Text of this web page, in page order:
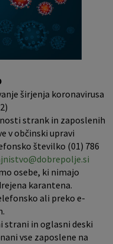
širjenja koronavirusa
strank in zaposlenih
v občinski upravi
številko (01) 786
osebe, ki nimajo
karantena.
ali preko e-
strani in oglasni deski
vse zaposlene na